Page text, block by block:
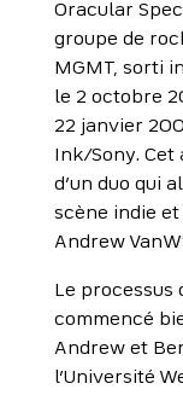
Oracular
groupe de
MGMT, sorti
le 2 octobre
22 janvier
Ink/Sony. Cet
d’un duo qui
scène indie
Andrew
Le processus
commencé
Andrew et
l’Université